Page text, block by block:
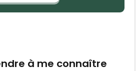
à me connaître